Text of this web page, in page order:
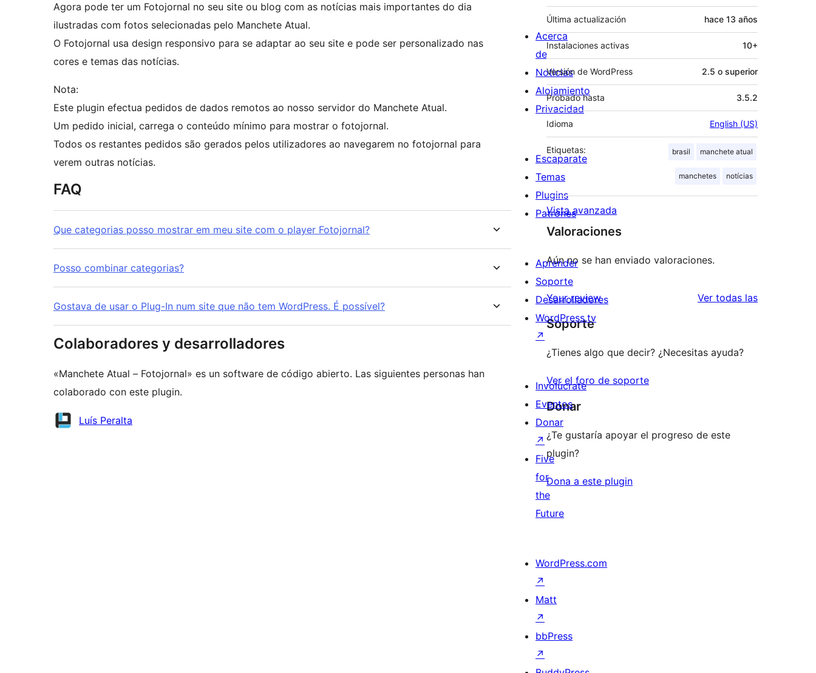
Agora pode ter um Fotojornal no seu site ou blog com as notícias mais importantes do dia
ilustradas com fotos selecionadas pelo Manchete Atual.
O Fotojornal usa design responsivo para se adaptar ao seu site e pode ser personalizado nas
cores e temas das notícias.
Nota:
Este plugin efectua pedidos de dados remotos ao nosso servidor do Manchete Atual.
Um pedido inicial, carrega o conteúdo mínimo para mostrar o fotojornal.
Todos os restantes pedidos são gerados pelos utilizadores ao navegarem no fotojornal para
verem outras notícias.
FAQ
Que categorias posso mostrar em meu site com o player Fotojornal?
Posso combinar categorias?
Gostava de usar o Plug-In num site que não tem WordPress. É possível?
Colaboradores y desarrolladores
«Manchete Atual – Fotojornal» es un software de código abierto. Las siguientes personas han
colaborado con este plugin.
Colaboradores
Luís Peralta
Última actualización hace 13 años
Instalaciones activas 10+
Versión de WordPress 2.5 o superior
Probado hasta 3.5.2
Idioma English (US)
Etiquetas: brasil manchete atual
manchetes notícias
Vista avanzada
Valoraciones
Aún no se han enviado valoraciones.
Your review Ver todas lasvaloraciones
Soporte
¿Tienes algo que decir? ¿Necesitas ayuda?
Ver el foro de soporte
Donar
¿Te gustaría apoyar el progreso de este
plugin?
Dona a este plugin
Acerca
de
Noticias
Alojamiento
Privacidad
Escaparate
Temas
Plugins
Patrones
Aprender
Soporte
Desarrolladores
WordPress.tv
↗
Involúcrate
Eventos
Donar
↗
Five
for
the
Future
WordPress.com
↗
Matt
↗
bbPress
↗